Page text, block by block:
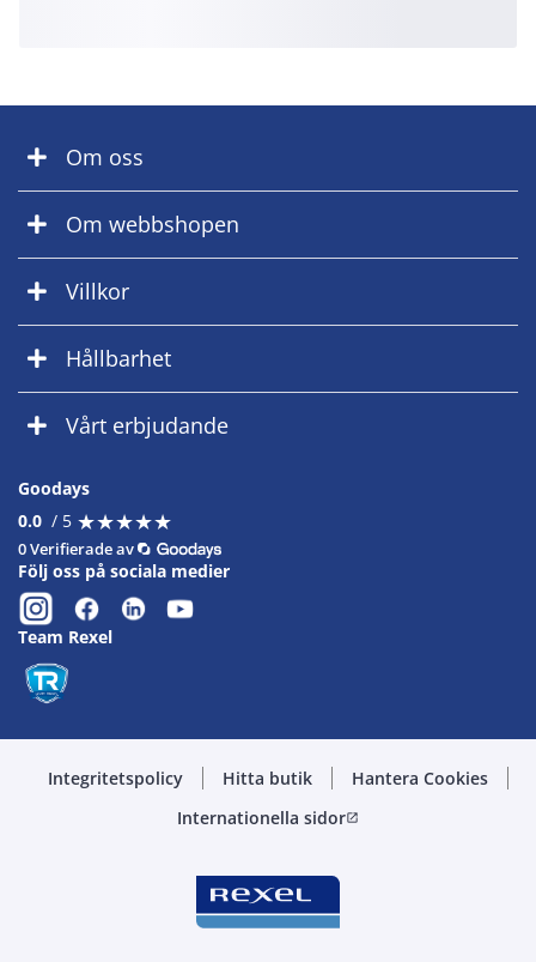
Om oss
Om webbshopen
Villkor
Hållbarhet
Vårt erbjudande
Goodays
0.0 / 5 ★★★★★
★★★★★
0 Verifierade av
Följ oss på sociala medier
Team Rexel
Integritetspolicy Hitta butik
Hantera Cookies
Internationella sidoropen_in_new